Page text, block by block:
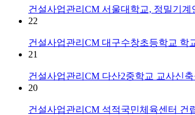
건설사업관리CM 서울대학교, 정밀기계
22
건설사업관리CM 대구수창초등학교 학
21
건설사업관리CM 다산2중학교 교사신
20
건설사업관리CM 석적국민체육센터 건